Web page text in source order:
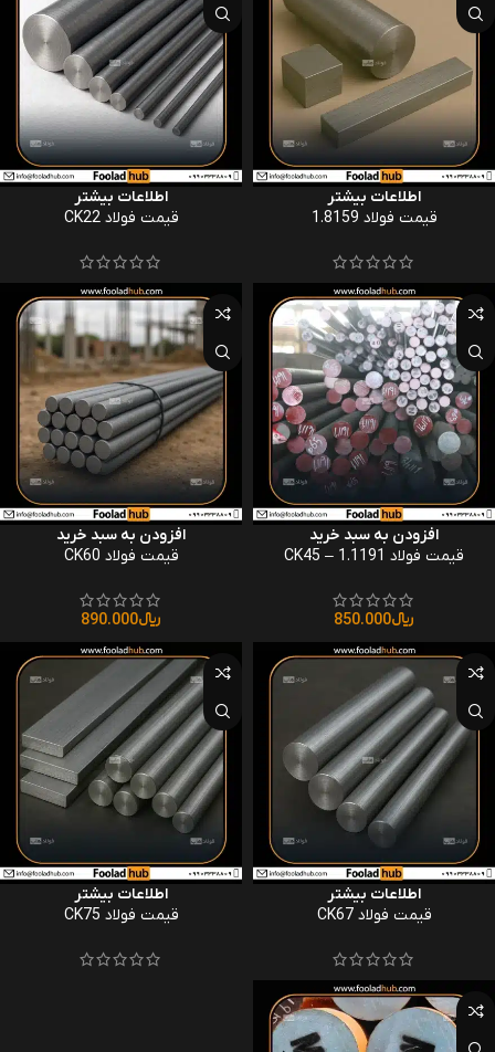
اطلاعات بیشتر
قیمت فولاد 1.8159
اطلاعات بیشتر
قیمت فولاد CK22
افزودن به سبد خرید
قیمت فولاد CK45 – 1.1191
﷼850.000
افزودن به سبد خرید
قیمت فولاد CK60
﷼890.000
اطلاعات بیشتر
قیمت فولاد CK67
اطلاعات بیشتر
قیمت فولاد CK75